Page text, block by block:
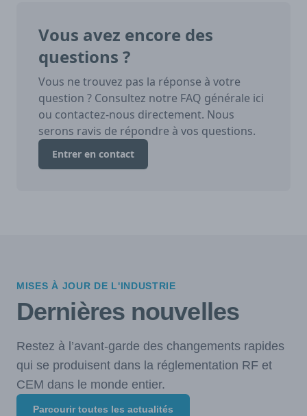
Vous avez encore des
questions ?
Vous ne trouvez pas la réponse à votre
question ? Consultez notre FAQ générale ici
ou contactez-nous directement. Nous
serons ravis de répondre à vos questions.
Entrer en contact
MISES À JOUR DE L'INDUSTRIE
Dernières nouvelles
Restez à l’avant-garde des changements rapides
qui se produisent dans la réglementation RF et
CEM dans le monde entier.
Parcourir toutes les actualités